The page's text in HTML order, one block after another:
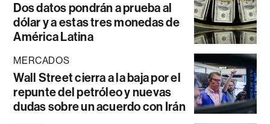
Dos datos pondrán a prueba al
dólar y a estas tres monedas de
América Latina
MERCADOS
Wall Street cierra a la baja por el
repunte del petróleo y nuevas
dudas sobre un acuerdo con Irán